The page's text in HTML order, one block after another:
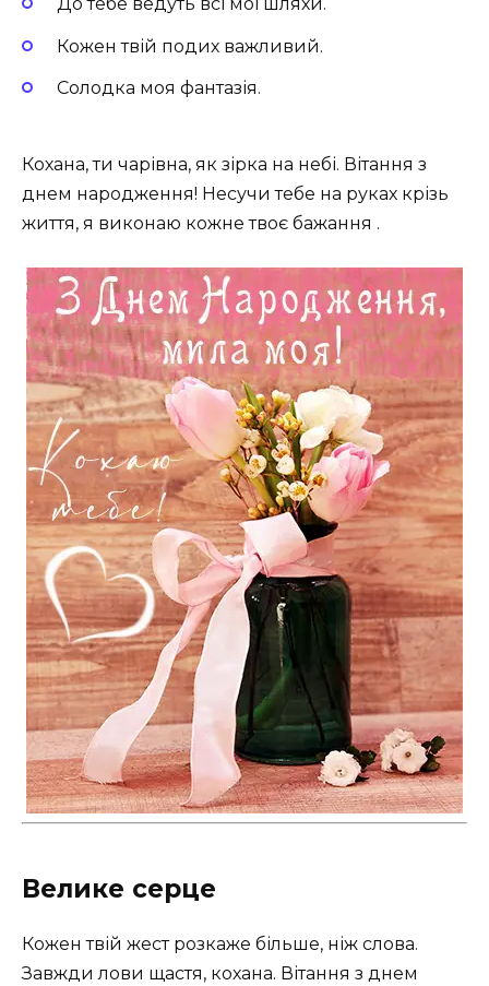
До тебе ведуть всі мої шляхи.
Кожен твій подих важливий.
Солодка моя фантазія.
Кохана, ти чарівна, як зірка на небі. Вітання з
днем народження! Несучи тебе на руках крізь
життя, я виконаю кожне твоє бажання .
Велике серце
Кожен твій жест розкаже більше, ніж слова.
Завжди лови щастя, кохана. Вітання з днем